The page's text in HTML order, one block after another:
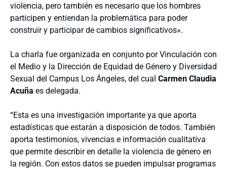
violencia, pero también es necesario que los hombres
participen y entiendan la problemática para poder
construir y participar de cambios significativos».
La charla fue organizada en conjunto por Vinculación con
el Medio y la Dirección de Equidad de Género y Diversidad
Sexual del Campus Los Ángeles, del cual Carmen Claudia
Acuña es delegada.
“Esta es una investigación importante ya que aporta
estadísticas que estarán a disposición de todos. También
aporta testimonios, vivencias e información cualitativa
que permite describir en detalle la violencia de género en
la región. Con estos datos se pueden impulsar programas